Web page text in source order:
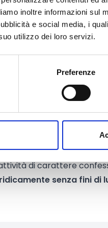
inoltre informazioni sul
e social media, i
utilizzo dei loro servizi.
Preferenze
formativa, culturale
attività ricadano nella
di comuni o enti
iniziative connotate da
rilevanti;
limitatamente alla
esclusivamente con
di carattere
senza fini di